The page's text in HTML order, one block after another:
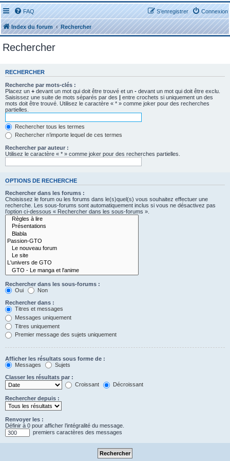
FAQ Connexion
S’enregistrer
Index du forum Rechercher
Rechercher
RECHERCHER
Recherche par mots-clés :
Placez un + devant un mot qui doit être trouvé et un - devant un mot qui doit être exclu.
Saisissez une suite de mots séparés par des | entre crochets si uniquement un des
mots doit être trouvé. Utilisez le caractère « * » comme joker pour des recherches
partielles.
Rechercher tous les termes
Rechercher n’importe lequel de ces termes
Rechercher par auteur :
Utilisez le caractère « * » comme joker pour des recherches partielles.
OPTIONS DE RECHERCHE
Rechercher dans les forums :
Choisissez le forum ou les forums dans le(s)quel(s) vous souhaitez effectuer une
recherche. Les sous-forums sont automatiquement inclus si vous ne désactivez pas
l’option ci-dessous « Rechercher dans les sous-forums ».
Rechercher dans les sous-forums :
Oui
Non
Rechercher dans :
Titres et messages
Messages uniquement
Titres uniquement
Premier message des sujets uniquement
Afficher les résultats sous forme de :
Messages
Sujets
Classer les résultats par :
Croissant
Décroissant
Rechercher depuis :
Renvoyer les :
Définir à 0 pour afficher l’intégralité du message.
premiers caractères des messages